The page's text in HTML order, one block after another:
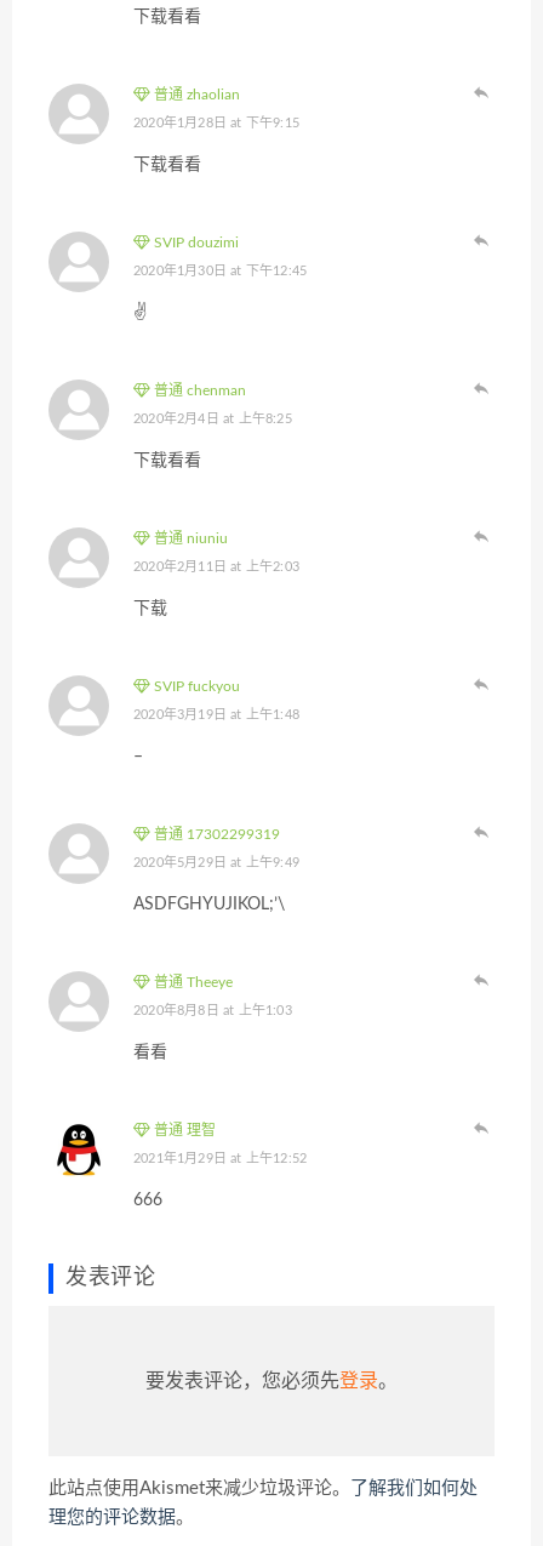
下载看看
普通 zhaolian
2020年1月28日 at 下午9:15
下载看看
SVIP douzimi
2020年1月30日 at 下午12:45
✌
普通 chenman
2020年2月4日 at 上午8:25
下载看看
普通 niuniu
2020年2月11日 at 上午2:03
下载
SVIP fuckyou
2020年3月19日 at 上午1:48
–
普通 17302299319
2020年5月29日 at 上午9:49
ASDFGHYUJIKOL;’\
普通 Theeye
2020年8月8日 at 上午1:03
看看
普通 理智
2021年1月29日 at 上午12:52
666
发表评论
要发表评论，您必须先登录。
此站点使用Akismet来减少垃圾评论。
了解我们如何处
理您的评论数据。